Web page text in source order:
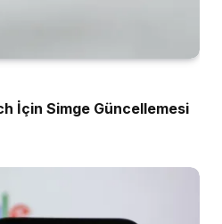
İçin Simge Güncellemesi